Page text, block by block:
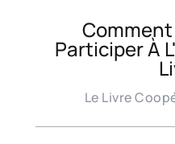
Participer À
Le Livre